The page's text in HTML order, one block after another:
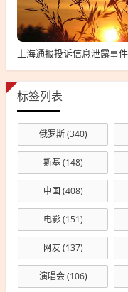
标签列表
俄罗斯(340)
斯基(148)
中国 (408)
电影(151)
网友(137)
演唱会(106)